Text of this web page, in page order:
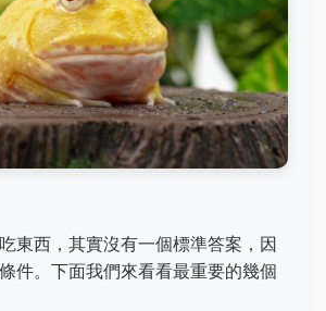
東西，其實沒有一個標準答案，因
件。下面我們來看看最重要的幾個